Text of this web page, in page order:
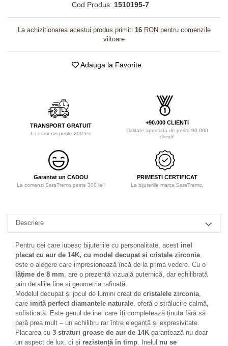
Cod Produs: 1510195-7
La achizitionarea acestui produs primiti 16RON pentru comenzile
viitoare
Adauga la Favorite
TRANSPORT GRATUIT
La comenzi peste 200 lei.
+90.000 CLIENTI
Calitate apreciata de peste 90.000
clienti!
Garantat un CADOU
La comenzi SaraTremo peste 300 lei!
PRIMESTI CERTIFICAT
La bijuteriile marca SaraTremo.
Descriere
Pentru cei care iubesc bijuteriile cu personalitate, acest inel
placat cu aur de 14K, cu model decupat și cristale zirconia,
este o alegere care impresionează încă de la prima vedere. Cu o
lățime de 8 mm, are o prezență vizuală puternică, dar echilibrată
prin detaliile fine și geometria rafinată.
Modelul decupat și jocul de lumini creat de cristalele zirconia,
care imită perfect diamantele naturale, oferă o strălucire calmă,
sofisticată. Este genul de inel care îți completează ținuta fără să
pară prea mult – un echilibru rar între eleganță și expresivitate.
Placarea cu 3 straturi groase de aur de 14K garantează nu doar
un aspect de lux, ci și rezistență în timp. Inelul nu se